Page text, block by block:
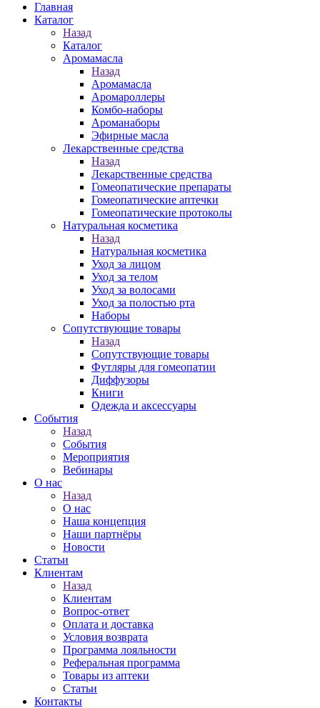
Главная
Каталог
Назад
Каталог
Аромамасла
Назад
Аромамасла
Аромароллеры
Комбо-наборы
Ароманаборы
Эфирные масла
Лекарственные средства
Назад
Лекарственные средства
Гомеопатические препараты
Гомеопатические аптечки
Гомеопатические протоколы
Натуральная косметика
Назад
Натуральная косметика
Уход за лицом
Уход за телом
Уход за волосами
Уход за полостью рта
Наборы
Сопутствующие товары
Назад
Сопутствующие товары
Футляры для гомеопатии
Диффузоры
Книги
Одежда и аксессуары
События
Назад
События
Мероприятия
Вебинары
О нас
Назад
О нас
Наша концепция
Наши партнёры
Новости
Статьи
Клиентам
Назад
Клиентам
Вопрос-ответ
Оплата и доставка
Условия возврата
Программа лояльности
Реферальная программа
Товары из аптеки
Статьи
Контакты